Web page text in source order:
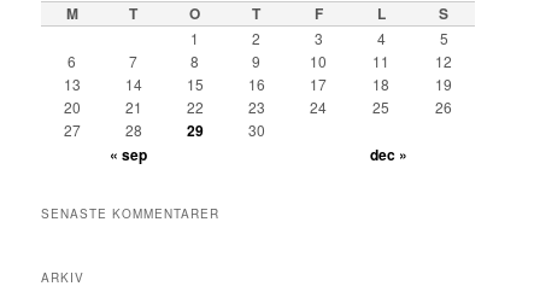
M T O T F L S
1 2 3 4
5
6
7 8 9 10 11
12
13
14 15 16 17 18
19
20
21 22 23 24 25
26
27
28 29 30
« sep dec »
SENASTE KOMMENTARER
ARKIV